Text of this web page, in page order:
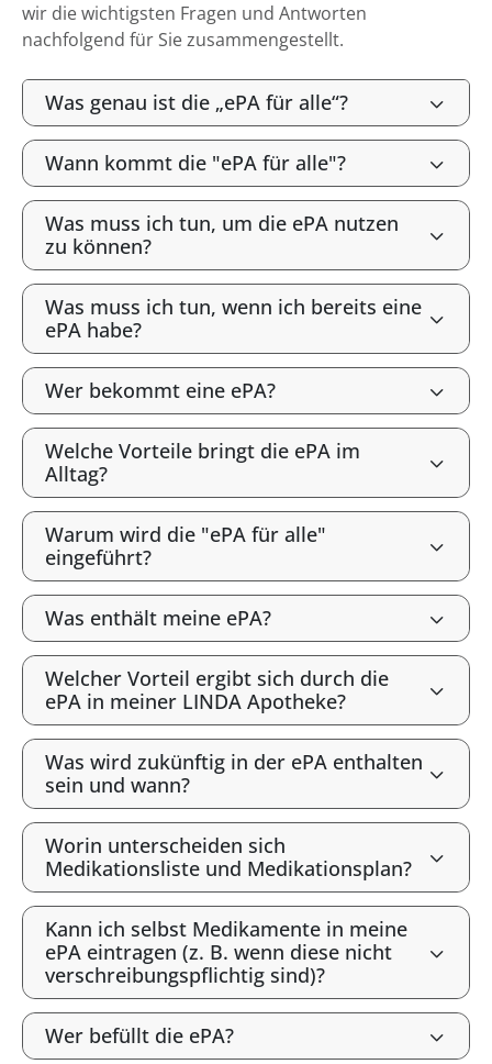
wir die wichtigsten Fragen und Antworten
nachfolgend für Sie zusammengestellt.
Was genau ist die „ePA für alle“?
Wann kommt die "ePA für alle"?
Was muss ich tun, um die ePA nutzen
zu können?
Was muss ich tun, wenn ich bereits eine
ePA habe?
Wer bekommt eine ePA?
Welche Vorteile bringt die ePA im
Alltag?
Warum wird die "ePA für alle"
eingeführt?
Was enthält meine ePA?
Welcher Vorteil ergibt sich durch die
ePA in meiner LINDA Apotheke?
Was wird zukünftig in der ePA enthalten
sein und wann?
Worin unterscheiden sich
Medikationsliste und Medikationsplan?
Kann ich selbst Medikamente in meine
ePA eintragen (z. B. wenn diese nicht
verschreibungspflichtig sind)?
Wer befüllt die ePA?